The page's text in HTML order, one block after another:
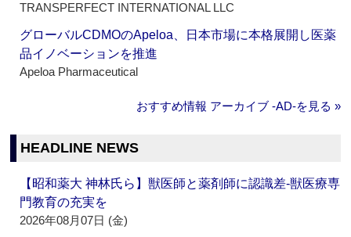
TRANSPERFECT INTERNATIONAL LLC
グローバルCDMOのApeloa、日本市場に本格展開し医薬
品イノベーションを推進
Apeloa Pharmaceutical
おすすめ情報 アーカイブ ‐AD‐を見る »
HEADLINE NEWS
【昭和薬大 神林氏ら】獣医師と薬剤師に認識差‐獣医療専
門教育の充実を
2026年08月07日 (金)